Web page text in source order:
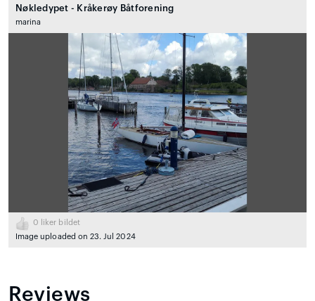
Nøkledypet - Kråkerøy Båtforening
marina
0 liker bildet
Image uploaded on 23. Jul 2024
Reviews